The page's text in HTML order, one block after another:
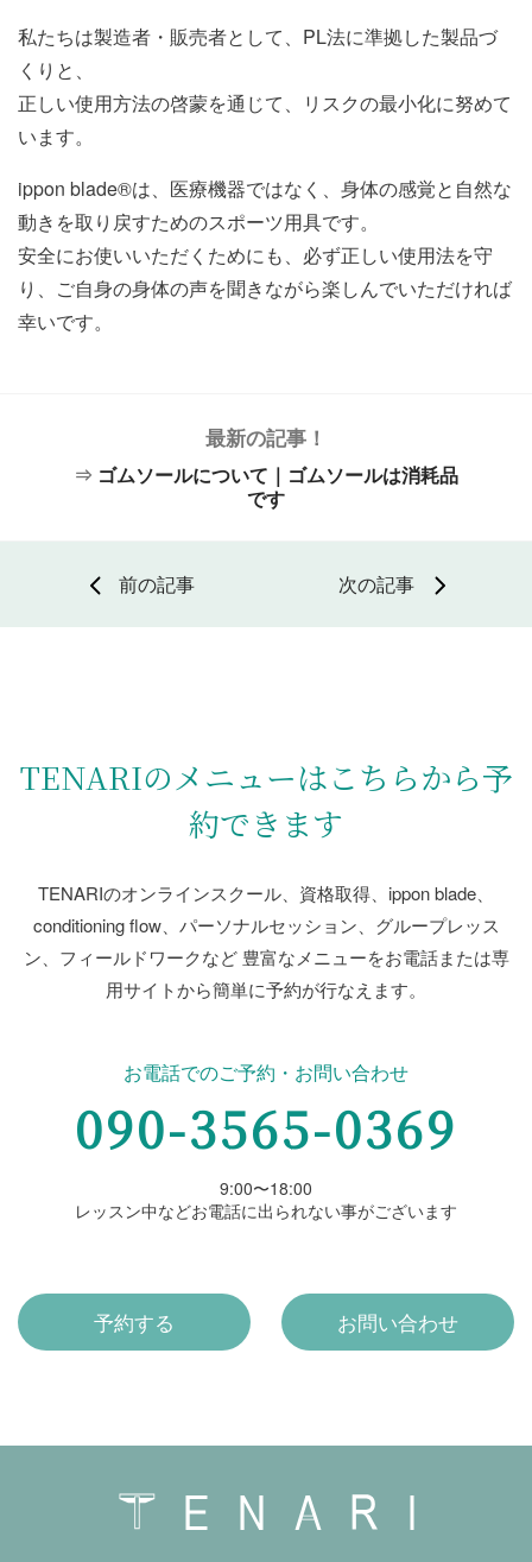
私たちは製造者・販売者として、PL法に準拠した製品づ
くりと、
正しい使用方法の啓蒙を通じて、リスクの最小化に努めて
います。
ippon blade®︎は、医療機器ではなく、身体の感覚と自然な
動きを取り戻すためのスポーツ用具です。
安全にお使いいただくためにも、必ず正しい使用法を守
り、ご自身の身体の声を聞きながら楽しんでいただければ
幸いです。
最新の記事！
⇒ ゴムソールについて｜ゴムソールは消耗品
です
前の記事 次の記事
TENARIのメニューはこちらから予
約できます
TENARIのオンラインスクール、資格取得、ippon blade、
conditioning flow、 パーソナルセッション、グループレッス
ン、フィールドワークなど豊富なメニューをお電話または専
用サイトから簡単に予約が行なえます。
お電話でのご予約・お問い合わせ
090-3565-0369
9:00〜18:00
レッスン中などお電話に出られない事がございます
予約する お問い合わせ